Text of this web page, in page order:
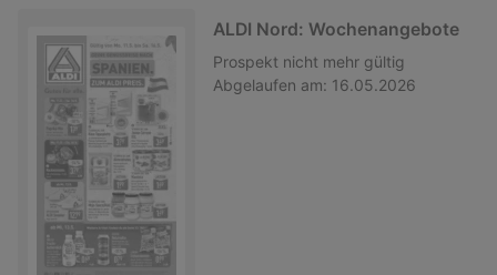
ALDI Nord: Wochenangebote
Prospekt nicht mehr gültig
Abgelaufen am: 16.05.2026